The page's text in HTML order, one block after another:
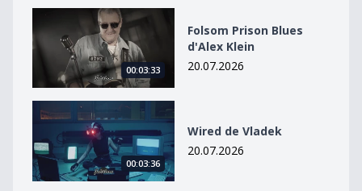
Folsom Prison Blues d&#039;Alex Klein
00:03:33
Folsom Prison Blues
d'Alex Klein
20.07.2026
Wired de Vladek
00:03:36
Wired de Vladek
20.07.2026